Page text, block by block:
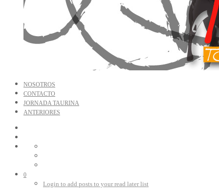
NOSOTROS
CONTACTO
JORNADA TAURINA
ANTERIORES
0
Login to add posts to your read later list